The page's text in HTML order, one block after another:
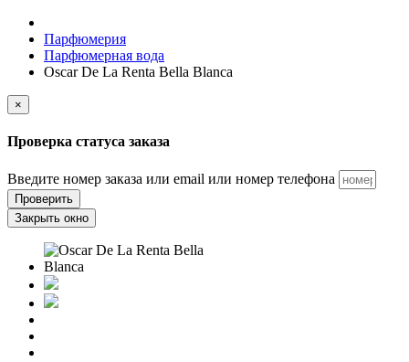
Парфюмерия
Парфюмерная вода
Oscar De La Renta Bella Blanca
×
Проверка статуса заказа
Введите номер заказа или email или номер телефона
Проверить
Закрыть окно